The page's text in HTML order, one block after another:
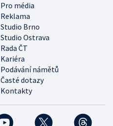
Pro média
Reklama
Studio Brno
Studio Ostrava
Rada ČT
Kariéra
Podávání námětů
Časté dotazy
Kontakty